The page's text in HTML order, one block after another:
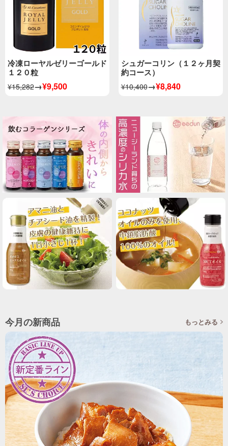
冷凍ローヤルゼリーゴールド
１２０粒
¥15,282→¥9,500
シュガーコリン（１２ヶ月契
約コース）
¥10,400→¥8,840
今月の新商品 もっとみる